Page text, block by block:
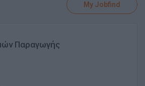
My Jobfind
Παραγωγής